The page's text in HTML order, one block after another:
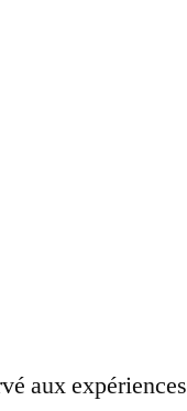
aux expériences